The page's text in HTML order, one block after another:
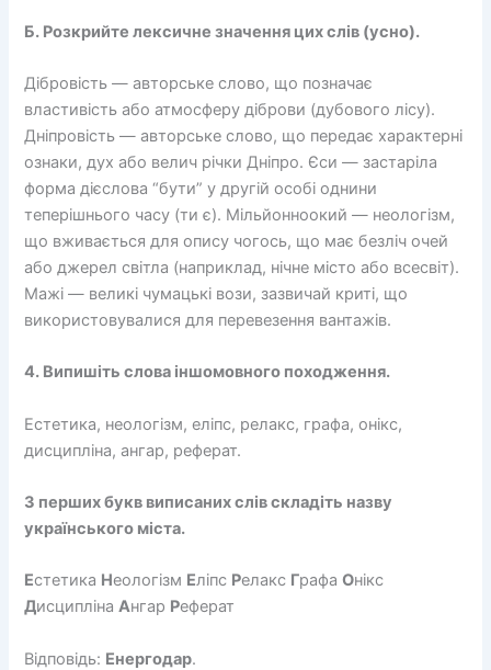
Б. Розкрийте лексичне значення цих слів (усно).
Дібровість — авторське слово, що позначає
властивість або атмосферу діброви (дубового лісу).
Дніпровість — авторське слово, що передає характерні
ознаки, дух або велич річки Дніпро. Єси — застаріла
форма дієслова “бути” у другій особі однини
теперішнього часу (ти є). Мільйонноокий — неологізм,
що вживається для опису чогось, що має безліч очей
або джерел світла (наприклад, нічне місто або всесвіт).
Мажі — великі чумацькі вози, зазвичай криті, що
використовувалися для перевезення вантажів.
4. Випишіть слова іншомовного походження.
Естетика, неологізм, еліпс, релакс, графа, онікс,
дисципліна, ангар, реферат.
З перших букв виписаних слів складіть назву
українського міста.
Естетика Неологізм Еліпс Релакс ГрафаОнікс
ДисциплінаАнгар Реферат
Відповідь: Енергодар.